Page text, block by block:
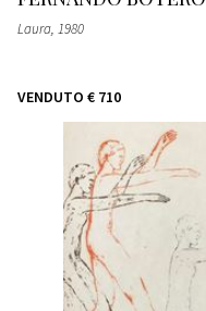
Laura, 1980
VENDUTO € 710